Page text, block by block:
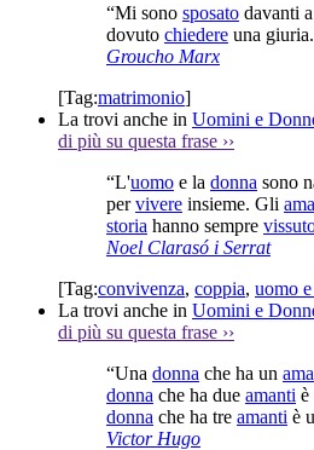
“Mi sono sposato davanti
dovuto chiedere una
Groucho Marx
[Tag:matrimonio]
La trovi anche in Uomini e
di più su questa frase ››
“L'uomo e la donna sono
pervivere insieme. Gli
storia hanno sempre
Noel Clarasó i Serrat
[Tag:convivenza, coppia, uomo
La trovi anche in Uomini e
di più su questa frase ››
“Una donna che ha un
donna che ha due amanti è
donna che ha tre amanti è
Victor Hugo